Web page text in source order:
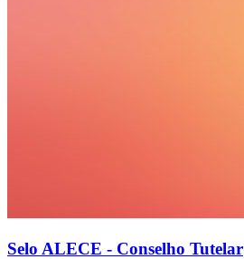
Selo ALECE - Conselho Tutelar